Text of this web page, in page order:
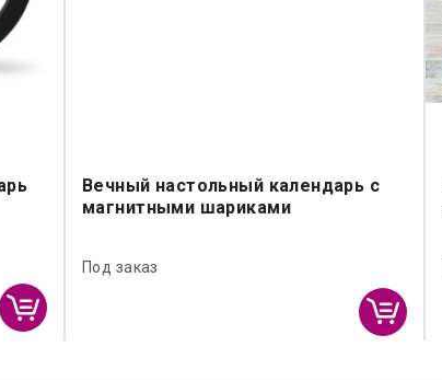
Вечный настольный календарь с
магнитными шариками
Под заказ